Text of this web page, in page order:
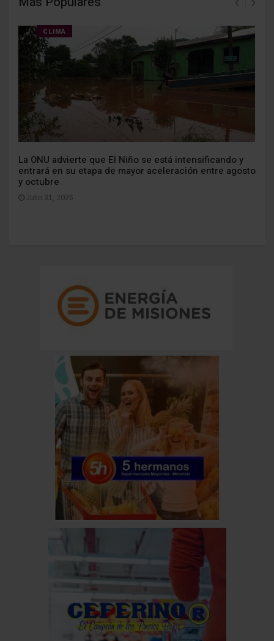
CLIMA
La ONU advierte que El Niño se está intensificando y
entrará en su etapa de mayor aceleración entre agosto
y octubre
Julio 31, 2026